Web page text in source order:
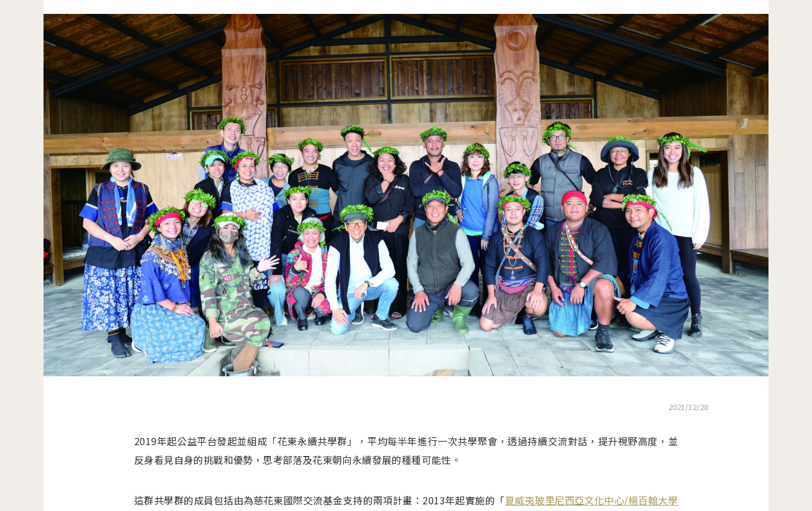
2021/12/28
2019年起公益平台發起並組成「花東永續共學群」，平均每半年進行一次共學聚會，透過持續交流對話，提升視野高度，並
反身看見自身的挑戰和優勢，思考部落及花東朝向永續發展的種種可能性。
這群共學群的成員包括由為慈花東國際交流基金支持的兩項計畫：2013年起實施的「夏威夷玻里尼西亞文化中心/楊百翰大學